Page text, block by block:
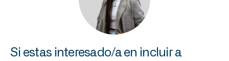
Si estas interesado/a en incluir a